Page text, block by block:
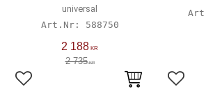
universal
588750
2 188 KR
2 735KR
Lägg till i favoriter Lägg